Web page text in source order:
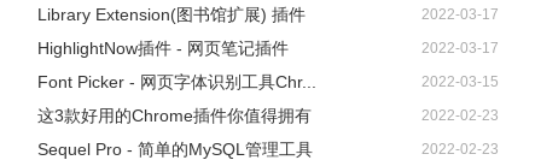
Library Extension(图书馆扩展) 插件 2022-03-17
HighlightNow插件 - 网页笔记插件 2022-03-17
Font Picker - 网页字体识别工具Chr... 2022-03-15
这3款好用的Chrome插件你值得拥有 2022-02-23
Sequel Pro - 简单的MySQL管理工具 2022-02-23